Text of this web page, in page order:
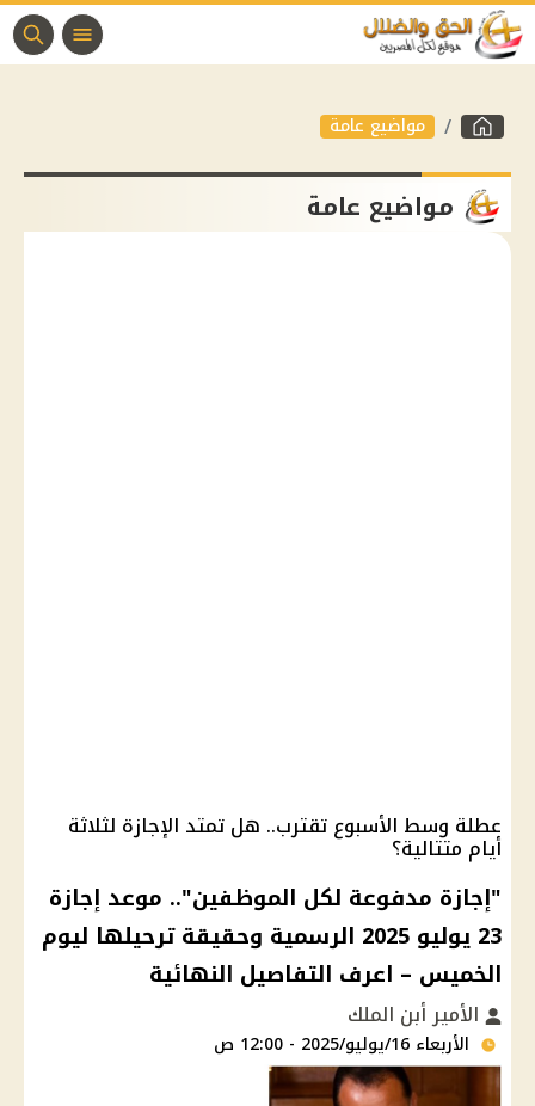
مواضيع عامة
مواضيع عامة
عطلة وسط الأسبوع تقترب.. هل تمتد الإجازة لثلاثة
أيام متتالية؟
"إجازة مدفوعة لكل الموظفين".. موعد إجازة
23 يوليو 2025 الرسمية وحقيقة ترحيلها ليوم
الخميس – اعرف التفاصيل النهائية
الأمير أبن الملك
الأربعاء 16/يوليو/2025 - 12:00 ص